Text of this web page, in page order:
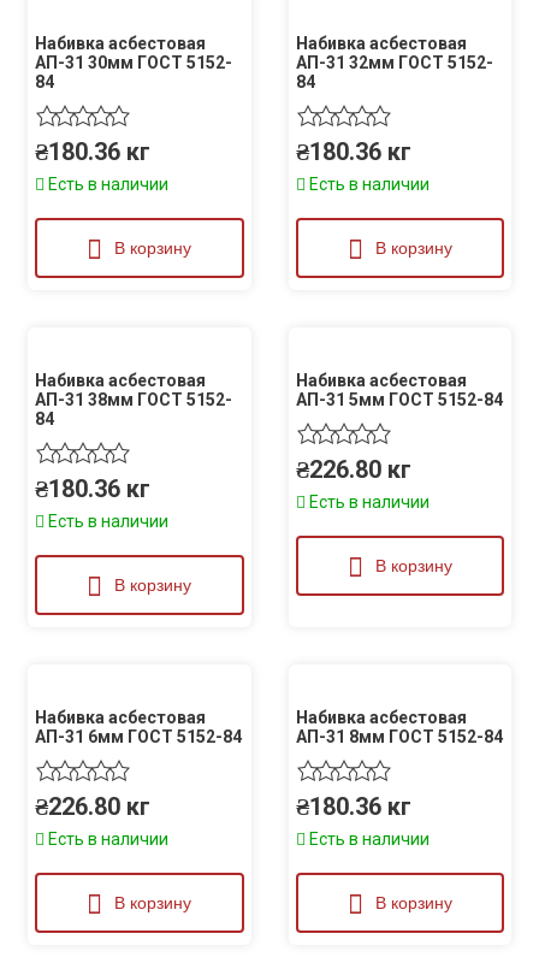
Набивка асбестовая
АП-31 30мм ГОСТ 5152-
84
₴180.36 кг
Есть в наличии
В корзину
Набивка асбестовая
АП-31 32мм ГОСТ 5152-
84
₴180.36 кг
Есть в наличии
В корзину
Набивка асбестовая
АП-31 38мм ГОСТ 5152-
84
₴180.36 кг
Есть в наличии
В корзину
Набивка асбестовая
АП-31 5мм ГОСТ 5152-84
₴226.80 кг
Есть в наличии
В корзину
Набивка асбестовая
АП-31 6мм ГОСТ 5152-84
₴226.80 кг
Есть в наличии
В корзину
Набивка асбестовая
АП-31 8мм ГОСТ 5152-84
₴180.36 кг
Есть в наличии
В корзину